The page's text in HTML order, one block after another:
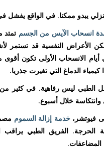
يبدو ممكنا. في الواقع يفشل
انسحاب الآيس من الجسم تمتد
الأعراض النفسية قد تستمر
أيام الانسحاب الأولى تكون
الدماغ التي تغيرت جذريا.
الطبي ليس رفاهية. في كثير من
خلال أسبوع.
فيوتشر،خدمة إزالة السموم
الحرجة. الفريق الطبي يراقب